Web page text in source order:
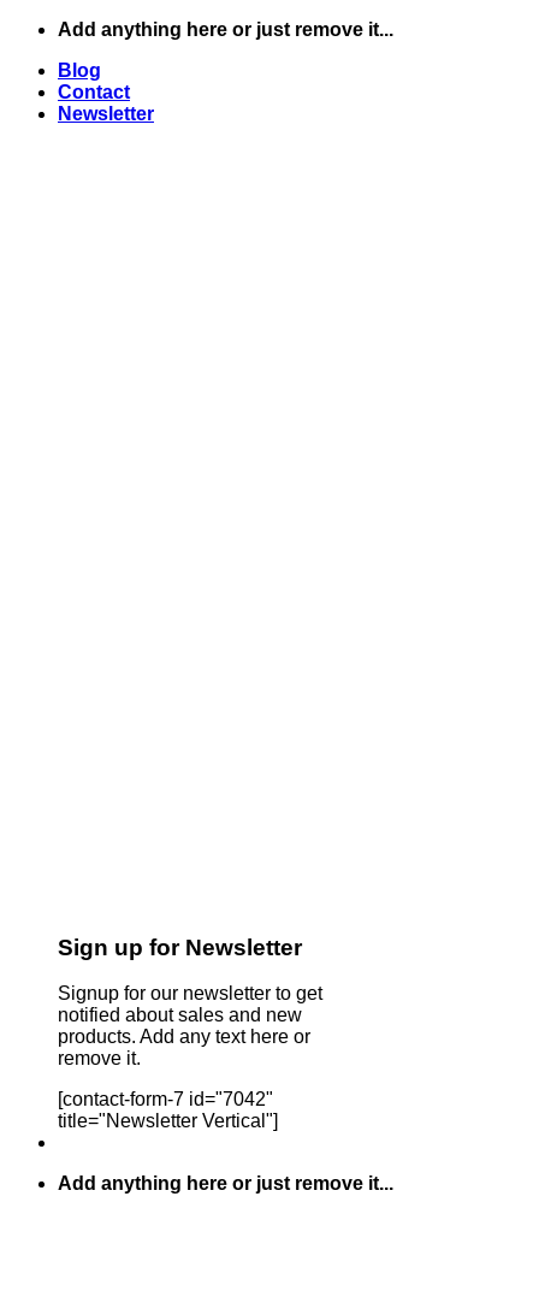
Skip
content
Add anything here or just remove it...
Blog
Contact
Newsletter
Sign up for Newsletter
Signup for our newsletter to get
notified about sales and new
products. Add any text here or
remove it.
[contact-form-7 id="7042"
title="Newsletter Vertical"]
Add anything here or just remove it...